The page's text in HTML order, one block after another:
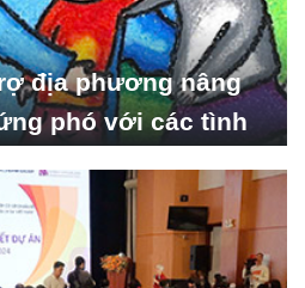
địa phương nâng
phó với các tình